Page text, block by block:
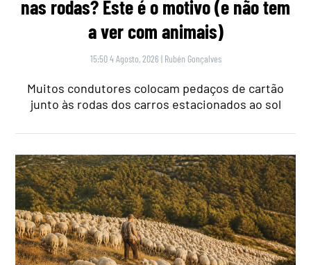
nas rodas? Este é o motivo (e não tem
a ver com animais)
15:50 4 Agosto, 2026 | Rubén Gonçalves
Muitos condutores colocam pedaços de cartão
junto às rodas dos carros estacionados ao sol